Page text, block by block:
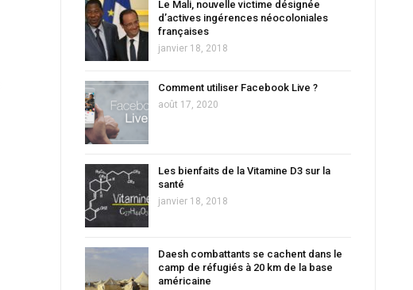
Le Mali, nouvelle victime désignée
d’actives ingérences néocoloniales
françaises
janvier 18, 2018
Comment utiliser Facebook Live ?
août 17, 2020
Les bienfaits de la Vitamine D3 sur la
santé
janvier 18, 2018
Daesh combattants se cachent dans le
camp de réfugiés à 20 km de la base
américaine